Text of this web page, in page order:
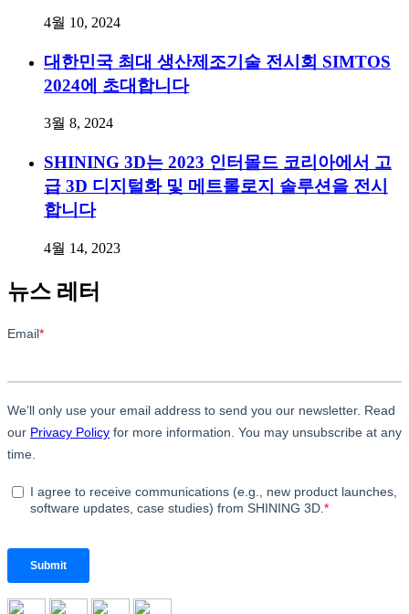
4월 10, 2024
대한민국 최대 생산제조기술 전시회 SIMTOS
2024에 초대합니다
3월 8, 2024
SHINING 3D는 2023 인터몰드 코리아에서 고
급 3D 디지털화 및 메트롤로지 솔루션을 전시
합니다
4월 14, 2023
뉴스 레터